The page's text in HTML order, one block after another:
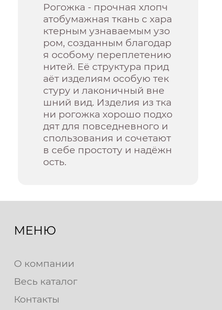
Рогожка - прочная хлопч
атобумажная ткань с хара
ктерным узнаваемым узо
ром, созданным благодар
я особому переплетению
нитей. Её структура прид
аёт изделиям особую тек
стуру и лаконичный вне
шний вид. Изделия из тка
ни рогожка хорошо подхо
дят для повседневного и
спользования и сочетают
в себе простоту и надёжн
ость.
МЕНЮ
О компании
Весь каталог
Контакты